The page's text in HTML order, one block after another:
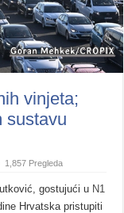
vinjeta;
sustavu
1,857 Pregleda
gostujući u N1
Hrvatska pristupiti